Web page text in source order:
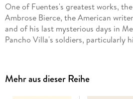
One of Fuentes's greatest works,
Ambrose Bierce, the American
and of his last mysterious days in
Pancho Villa's soldiers, particularly
men, in a novel that is, most of all,
two cultures in conflict.
Mehr aus dieser Reihe